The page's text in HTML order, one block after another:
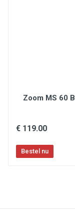
Chassis
Power
WORDT
WERKT
Zoom MS 60
€ 119.00